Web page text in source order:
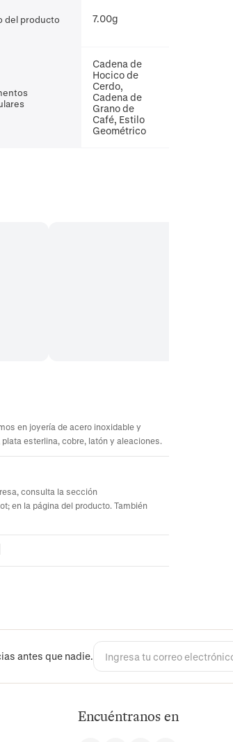
del producto 7.00g
Cadena de
Hocico de
Cerdo,
Cadena de
Grano de
Café, Estilo
Geométrico
en joyería de acero inoxidable y
esterlina, cobre, latón y aleaciones.
consulta la sección
en la página del producto. También
antes que nadie.
Encuéntranos en